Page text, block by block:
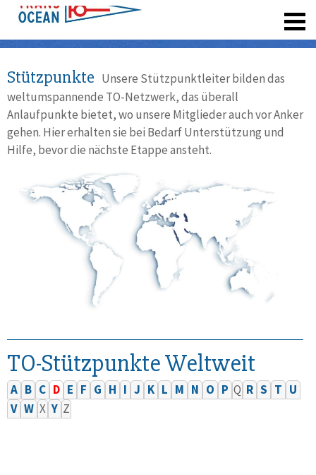
Stützpunkte Unsere Stützpunktleiter bilden das
weltumspannende TO-Netzwerk, das überall
Anlaufpunkte bietet, wo unsere Mitglieder auch vor Anker
gehen. Hier erhalten sie bei Bedarf Unterstützung und
Hilfe, bevor die nächste Etappe ansteht.
TO-Stützpunkte Weltweit
A B C D E F G H I J K L M N O P Q R S T U
V W X Y Z